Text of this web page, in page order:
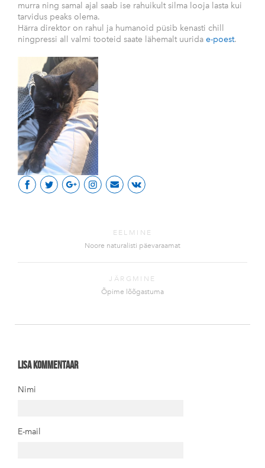
murra ning samal ajal saab ise rahuikult silma looja lasta kui
tarvidus peaks olema.
Härra direktor on rahul ja humanoid püsib kenasti chill
ningpressi all valmi tooteid saate lähemalt uurida e-poest.
EELMINE
Noore naturalisti päevaraamat
JÄRGMINE
Õpime lõõgastuma
Lisa kommentaar
Nimi
E-mail